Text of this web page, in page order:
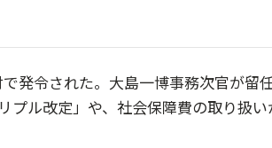
発令された。大島一博事務次官が留
プル改定」や、社会保障費の取り扱